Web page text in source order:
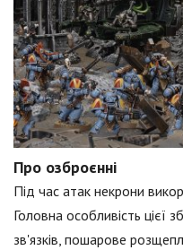
Про озброєнні
Під час атак некрони
Головна особливість цієї
зв'язків, пошарове